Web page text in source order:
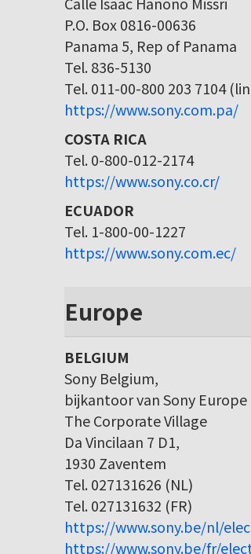
P.O. Box 0816-00636
Panama 5, Rep of Panama
Tel. 836-5130
Tel. 011-00-800 203 7104
https://www.sony.com.pa/
COSTA RICA
Tel. 0-800-012-2174
https://www.sony.co.cr/
ECUADOR
Tel. 1-800-00-1227
https://www.sony.com.ec/
Europe
BELGIUM
Sony Belgium,
bijkantoor van Sony Europe
The Corporate Village
Da Vincilaan 7 D1,
1930 Zaventem
Tel. 027131626 (NL)
Tel. 027131632 (FR)
https://www.sony.be/nl/
https://www.sony.be/fr/